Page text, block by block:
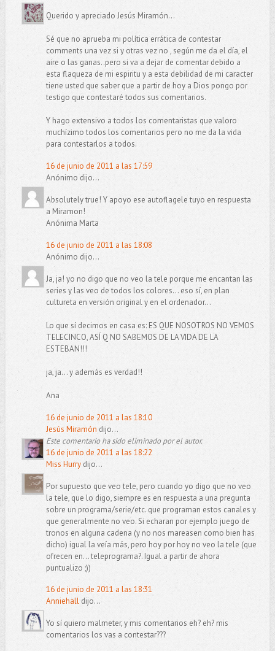
Querido y apreciado Jesús Miramón...
Sé que no aprueba mi política errática de contestar
comments una vez si y otras vez no , según me da el día, el
aire o las ganas..pero si va a dejar de comentar debido a
esta flaqueza de mi espiritu y a esta debilidad de mi caracter
tiene usted que saber que a partir de hoy a Dios pongo por
testigo que contestaré todos sus comentarios.
Y hago extensivo a todos los comentaristas que valoro
muchízimo todos los comentarios pero no me da la vida
para contestarlos a todos.
16 de junio de 2011 a las 17:59
Anónimo dijo...
Absolutely true! Y apoyo ese autoflagele tuyo en respuesta
a Miramon!
Anónima Marta
16 de junio de 2011 a las 18:08
Anónimo dijo...
Ja, ja! yo no digo que no veo la tele porque me encantan las
series y las veo de todos los colores... eso sí, en plan
cultureta en versión original y en el ordenador...
Lo que sí decimos en casa es: ES QUE NOSOTROS NO VEMOS
TELECINCO, ASÍ Q NO SABEMOS DE LA VIDA DE LA
ESTEBAN!!!
ja, ja... y además es verdad!!
Ana
16 de junio de 2011 a las 18:10
Jesús Miramón dijo...
Este comentario ha sido eliminado por el autor.
16 de junio de 2011 a las 18:22
Miss Hurrydijo...
Por supuesto que veo tele, pero cuando yo digo que no veo
la tele, que lo digo, siempre es en respuesta a una pregunta
sobre un programa/serie/etc. que programan estos canales y
que generalmente no veo. Si echaran por ejemplo juego de
tronos en alguna cadena (y no nos mareasen como bien has
dicho) igual la veía más, pero hoy por hoy no veo la tele (que
ofrecen en... teleprograma?. Igual a partir de ahora
puntualizo ;))
16 de junio de 2011 a las 18:31
Anniehalldijo...
Yo sí quiero malmeter, y mis comentarios eh? eh? mis
comentarios los vas a contestar???